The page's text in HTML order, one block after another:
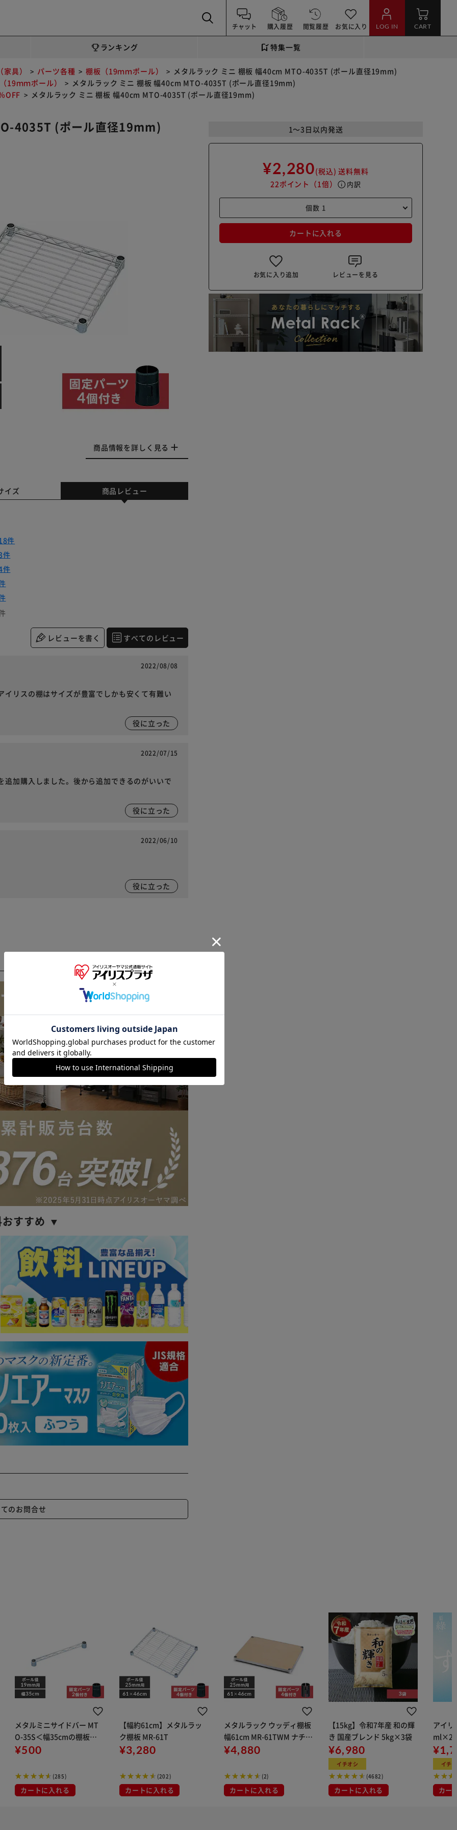
チャット 購入履歴 閲覧履歴 お気に入り LOG IN CART
ランキング 特集一覧
具） パーツ各種 棚板（19ｍｍポール）
メタルラック ミニ 棚板 幅40cm MTO-4035T (ポール直径19mm)
19ｍｍポール）
メタルラック ミニ 棚板 幅40cm MTO-4035T (ポール直径19mm)
OFF
メタルラック ミニ 棚板 幅40cm MTO-4035T (ポール直径19mm)
4035T (ポール直径19mm)
商品情報を詳しく見る
1～3日以内発送
¥2,280(税込) 送料無料
22ポイント （1倍） info 内訳
カートに入れる
お気に入り追加 レビューを見る
イズ 商品レビュー
件
件
件
レビューを書く すべてのレビュー
2022/08/08
リスの棚はサイズが豊富でしかも安くて有難い
役に立った
2022/07/15
加購入しました。後から追加できるのがいいで
役に立った
2022/06/10
役に立った
すすめ ▼
のお問合せ
メタルミニサイドバー MT
O-35S＜幅35cmの棚板に
対応＞
¥500
(285)
カートに入れる
【幅約61cm】メタルラッ
ク棚板 MR-61T
¥3,280
(202)
カートに入れる
メタルラック ウッディ棚板
幅61cm MR-61TWM ナチュ
ラル (ポール直径25mm)
¥4,880
(2)
カートに入れる
【15kg】令和7年産 和の輝
き 国産ブレンド 5kg×3袋
¥6,980
イチオシ
(4682)
カートに入れる
アイリ
ml×24
用
イチ
カー
※ご確認ください